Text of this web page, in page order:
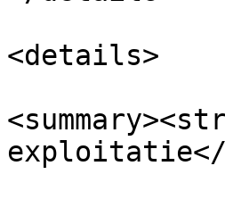
<details>
exploitatie</